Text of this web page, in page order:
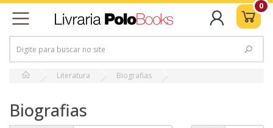
0
Literatura Biografias
Biografias